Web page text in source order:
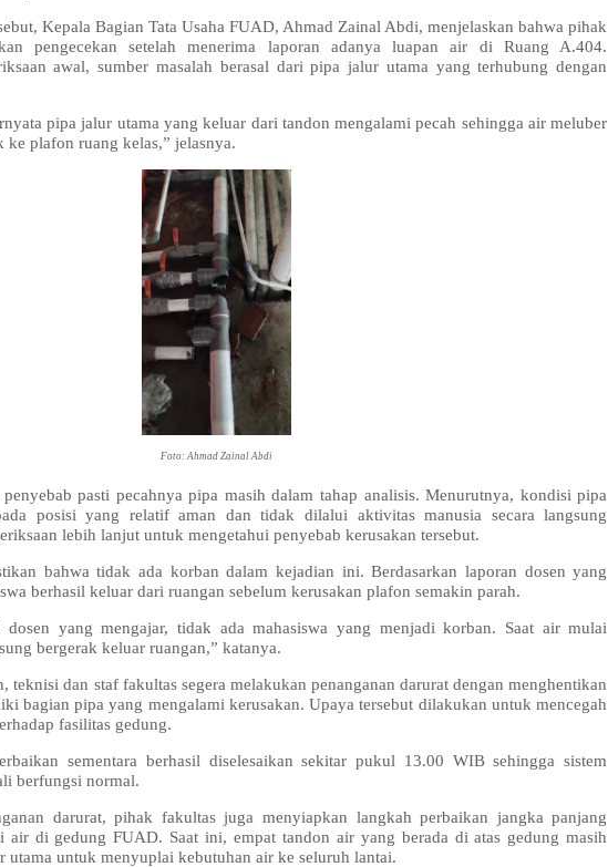
Kepala Bagian Tata Usaha FUAD, Ahmad Zainal Abdi, menjelaskan bahwa pihak
pengecekan setelah menerima laporan adanya luapan air di Ruang A.404.
awal, sumber masalah berasal dari pipa jalur utama yang terhubung dengan
pipa jalur utama yang keluar dari tandon mengalami pecah sehingga air meluber
ke plafon ruang kelas,” jelasnya.
Foto: Ahmad Zainal Abdi
pasti pecahnya pipa masih dalam tahap analisis. Menurutnya, kondisi pipa
posisi yang relatif aman dan tidak dilalui aktivitas manusia secara langsung
lebih lanjut untuk mengetahui penyebab kerusakan tersebut.
bahwa tidak ada korban dalam kejadian ini. Berdasarkan laporan dosen yang
berhasil keluar dari ruangan sebelum kerusakan plafon semakin parah.
yang mengajar, tidak ada mahasiswa yang menjadi korban. Saat air mulai
bergerak keluar ruangan,” katanya.
teknisi dan staf fakultas segera melakukan penanganan darurat dengan menghentikan
bagian pipa yang mengalami kerusakan. Upaya tersebut dilakukan untuk mencegah
fasilitas gedung.
sementara berhasil diselesaikan sekitar pukul 13.00 WIB sehingga sistem
berfungsi normal.
darurat, pihak fakultas juga menyiapkan langkah perbaikan jangka panjang
air di gedung FUAD. Saat ini, empat tandon air yang berada di atas gedung masih
utama untuk menyuplai kebutuhan air ke seluruh lantai.